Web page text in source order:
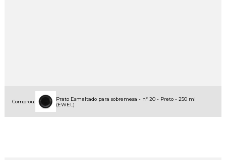
Comprou:
Prato Esmaltado para sobremesa - nº 20 - Preto - 250 ml
(EWEL)